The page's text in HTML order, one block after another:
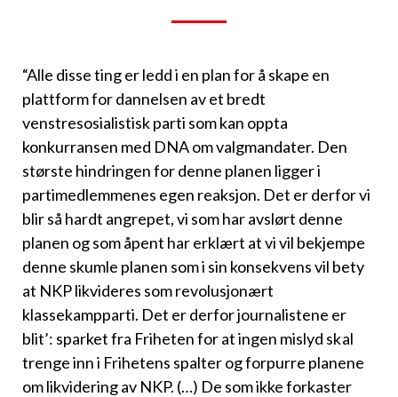
“Alle disse ting er ledd i en plan for å skape en
plattform for dannelsen av et bredt
venstresosialistisk parti som kan oppta
konkurransen med DNA om valgmandater. Den
største hindringen for denne planen ligger i
partimedlemmenes egen reaksjon. Det er derfor vi
blir så hardt angrepet, vi som har avslørt denne
planen og som åpent har erklært at vi vil bekjempe
denne skumle planen som i sin konsekvens vil bety
at NKP likvideres som revolusjonært
klassekampparti. Det er derfor journalistene er
blit’: sparket fra Friheten for at ingen mislyd skal
trenge inn i Frihetens spalter og forpurre planene
om likvidering av NKP. (…) De som ikke forkaster